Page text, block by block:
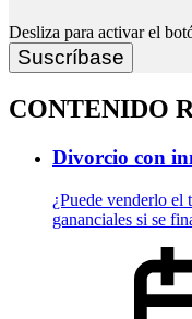
Desliza para activar el
Suscríbase
CONTENIDO
Divorcio con
¿Puede venderlo el
gananciales si se